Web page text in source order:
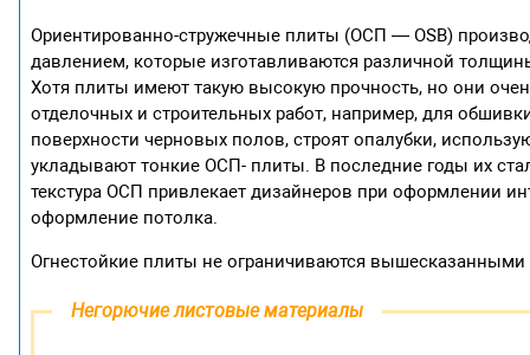
Ориентированно-стружечные плиты (ОСП — OSB)
давлением, которые изготавливаются различной
Хотя плиты имеют такую высокую прочность, но они
отделочных и строительных работ, например, для
поверхности черновых полов, строят опалубки,
укладывают тонкие ОСП- плиты. В последние годы их
текстура ОСП привлекает дизайнеров при оформлении
оформление потолка.
Огнестойкие плиты не ограничиваются
Негорючие листовые материалы